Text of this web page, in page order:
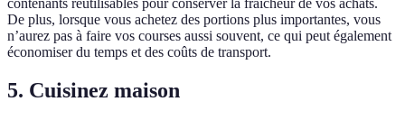
contenants réutilisables pour conserver la fraîcheur de vos achats.
De plus, lorsque vous achetez des portions plus importantes, vous
n’aurez pas à faire vos courses aussi souvent, ce qui peut également
économiser du temps et des coûts de transport.
5. Cuisinez maison